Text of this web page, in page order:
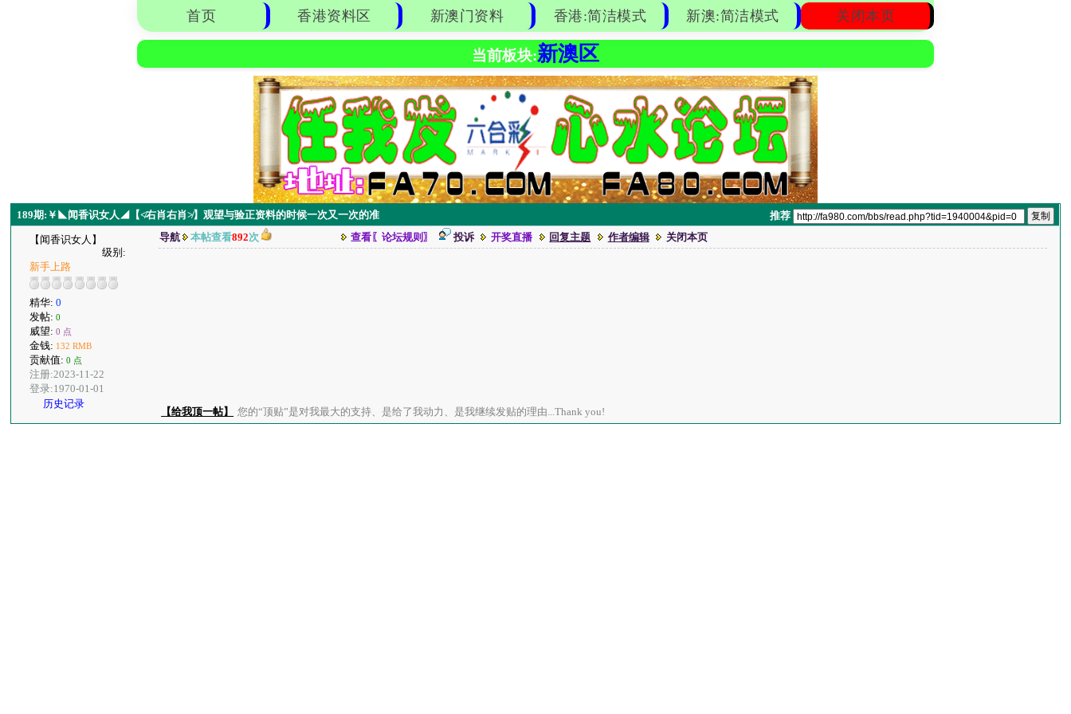
首页 香港资料区 新澳门资料 香港:简洁模式 新澳:简洁模式 关闭本页
当前板块:新澳区
189期:￥◣闻香识女人◢【≮右肖右肖≯】观望与验正资料的时候一次又一次的准 推荐
【闻香识女人】
级别:
新手上路
精华:0
发帖:0
威望:0 点
金钱: 132 RMB
贡献值:0 点
注册:2023-11-22
登录:1970-01-01
历史记录
导航 本帖查看892次 查看〖论坛规则〗 投诉 开奖直播 回复主题 作者编辑 关闭本页
【给我顶一帖】 您的“顶贴”是对我最大的支持、是给了我动力、是我继续发贴的理由...Thank you!